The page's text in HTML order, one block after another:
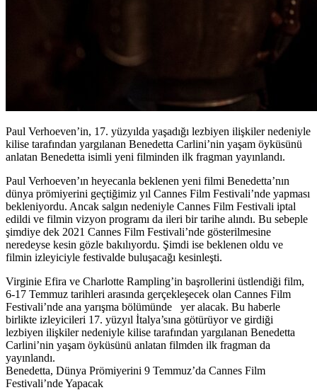
Paul Verhoeven’in, 17. yüzyılda yaşadığı lezbiyen ilişkiler nedeniyle
kilise tarafından yargılanan Benedetta Carlini’nin yaşam öyküsünü
anlatan Benedetta isimli yeni filminden ilk fragman yayınlandı.
Paul Verhoeven’ın heyecanla beklenen yeni filmi Benedetta’nın
dünya prömiyerini geçtiğimiz yıl Cannes Film Festivali’nde yapması
bekleniyordu. Ancak salgın nedeniyle Cannes Film Festivali iptal
edildi ve filmin vizyon programı da ileri bir tarihe alındı. Bu sebeple
şimdiye dek 2021 Cannes Film Festivali’nde gösterilmesine
neredeyse kesin gözle bakılıyordu. Şimdi ise beklenen oldu ve
filmin izleyiciyle festivalde buluşacağı kesinleşti.
Virginie Efira ve Charlotte Rampling’in başrollerini üstlendiği film,
6-17 Temmuz tarihleri arasında gerçekleşecek olan Cannes Film
Festivali’nde ana yarışma bölümünde yer alacak. Bu haberle
birlikte izleyicileri 17. yüzyıl İtalya’sına götürüyor ve girdiği
lezbiyen ilişkiler nedeniyle kilise tarafından yargılanan Benedetta
Carlini’nin yaşam öyküsünü anlatan filmden ilk fragman da
yayınlandı.
Benedetta, Dünya Prömiyerini 9 Temmuz’da Cannes Film
Festivali’nde Yapacak